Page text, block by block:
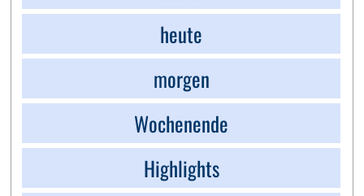
heute
morgen
Wochenende
Highlights